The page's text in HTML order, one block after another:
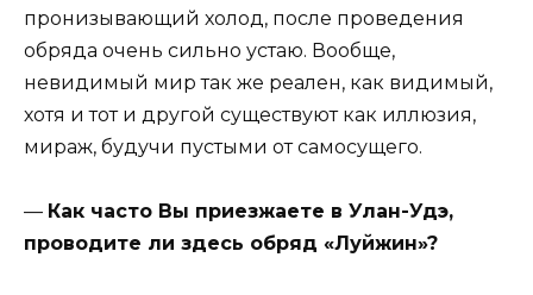
пронизывающий холод, после проведения
обряда очень сильно устаю. Вообще,
невидимый мир так же реален, как видимый,
хотя и тот и другой существуют как иллюзия,
мираж, будучи пустыми от самосущего.
— Как часто Вы приезжаете в Улан-Удэ,
проводите ли здесь обряд «Луйжин»?